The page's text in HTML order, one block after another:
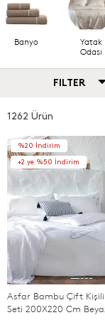
Banyo
Yatak
Odası
FILTER
1262 Ürün
%20 İndirim
+2.ye %50 İndirim
Asfar Bambu Çift
Seti 200X220 Cm